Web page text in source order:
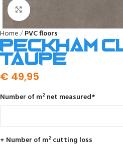
Home PVC floors
Peckham
taupe
€ 49,95
Number of m² net measured*
+ Number of m² cutting loss
Click to enlarge